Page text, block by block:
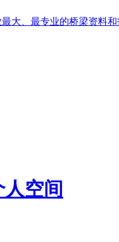
人空间